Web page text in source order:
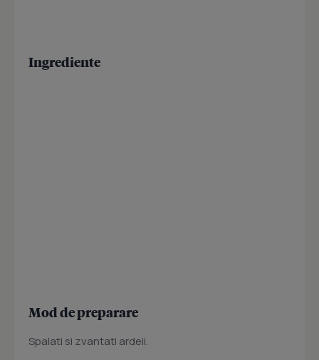
Ingrediente
Mod de preparare
Spalati si zvantati ardeii.